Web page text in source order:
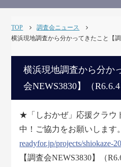
TOP
調査会ニュース
横浜現地調査から分かってきたこと【調
横浜現地調査から分か
会NEWS3830】（R6.6.4
★「しおかぜ」応援クラウ
中！ご協力をお願いします。
readyfor.jp/projects/shiokaze-
【調査会NEWS3830】（